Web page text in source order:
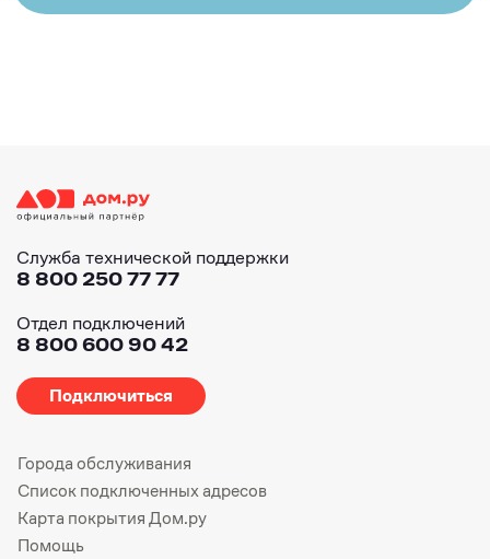
Служба технической поддержки
8 800 250 77 77
Отдел подключений
8 800 600 90 42
Подключиться
Города обслуживания
Список подключенных адресов
Карта покрытия Дом.ру
Помощь